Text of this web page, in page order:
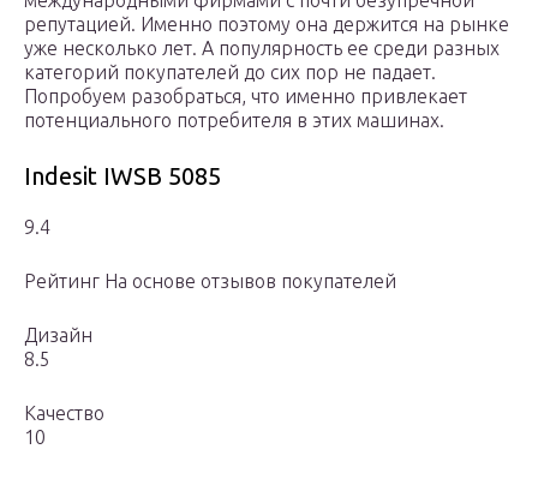
репутацией. Именно поэтому она держится на рынке
уже несколько лет. А популярность ее среди разных
категорий покупателей до сих пор не падает.
Попробуем разобраться, что именно привлекает
потенциального потребителя в этих машинах.
Indesit IWSB 5085
9.4
Рейтинг На основе отзывов покупателей
Дизайн
8.5
Качество
10